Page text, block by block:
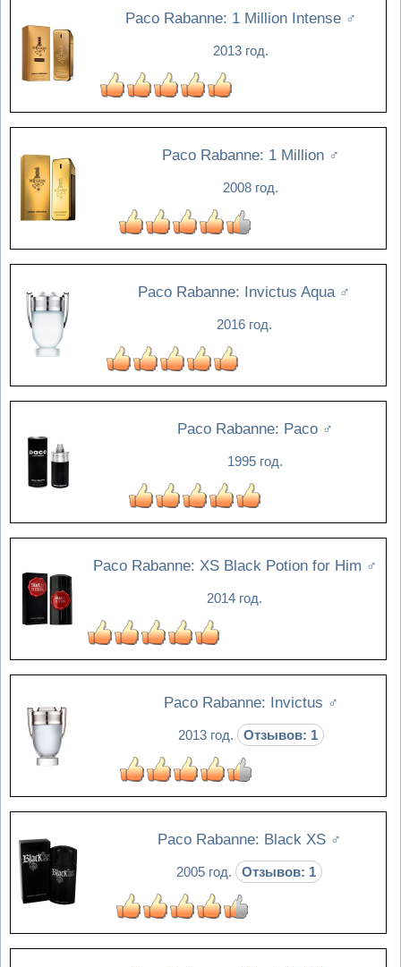
Paco Rabanne: 1 Million Intense ♂
2013 год.
Paco Rabanne: 1 Million ♂
2008 год.
Paco Rabanne: Invictus Aqua ♂
2016 год.
Paco Rabanne: Paco ♂
1995 год.
Paco Rabanne: XS Black Potion for Him ♂
2014 год.
Paco Rabanne: Invictus ♂
2013 год. Отзывов: 1
Paco Rabanne: Black XS ♂
2005 год. Отзывов: 1